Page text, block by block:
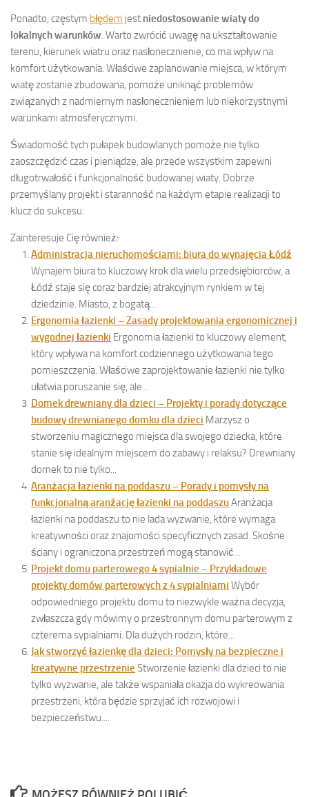
Ponadto, częstym błędem jest niedostosowanie wiaty do
lokalnych warunków. Warto zwrócić uwagę na ukształtowanie
terenu, kierunek wiatru oraz nasłonecznienie, co ma wpływ na
komfort użytkowania. Właściwe zaplanowanie miejsca, w którym
wiatę zostanie zbudowana, pomoże uniknąć problemów
związanych z nadmiernym nasłonecznieniem lub niekorzystnymi
warunkami atmosferycznymi.
Świadomość tych pułapek budowlanych pomoże nie tylko
zaoszczędzić czas i pieniądze, ale przede wszystkim zapewni
długotrwałość i funkcjonalność budowanej wiaty. Dobrze
przemyślany projekt i staranność na każdym etapie realizacji to
klucz do sukcesu.
Zainteresuje Cię również:
Administracja nieruchomościami: biura do wynajęcia Łódź
Wynajem biura to kluczowy krok dla wielu przedsiębiorców, a
Łódź staje się coraz bardziej atrakcyjnym rynkiem w tej
dziedzinie. Miasto, z bogatą...
Ergonomia łazienki – Zasady projektowania ergonomicznej i
wygodnej łazienki Ergonomia łazienki to kluczowy element,
który wpływa na komfort codziennego użytkowania tego
pomieszczenia. Właściwe zaprojektowanie łazienki nie tylko
ułatwia poruszanie się, ale...
Domek drewniany dla dzieci – Projekty i porady dotyczące
budowy drewnianego domku dla dzieci Marzysz o
stworzeniu magicznego miejsca dla swojego dziecka, które
stanie się idealnym miejscem do zabawy i relaksu? Drewniany
domek to nie tylko...
Aranżacja łazienki na poddaszu – Porady i pomysły na
funkcjonalną aranżację łazienki na poddaszuAranżacja
łazienki na poddaszu to nie lada wyzwanie, które wymaga
kreatywności oraz znajomości specyficznych zasad. Skośne
ściany i ograniczona przestrzeń mogą stanowić...
Projekt domu parterowego 4 sypialnie – Przykładowe
projekty domów parterowych z 4 sypialniami Wybór
odpowiedniego projektu domu to niezwykle ważna decyzja,
zwłaszcza gdy mówimy o przestronnym domu parterowym z
czterema sypialniami. Dla dużych rodzin, które...
Jak stworzyć łazienkę dla dzieci: Pomysły na bezpieczne i
kreatywne przestrzenie Stworzenie łazienki dla dzieci to nie
tylko wyzwanie, ale także wspaniała okazja do wykreowania
przestrzeni, która będzie sprzyjać ich rozwojowi i
bezpieczeństwu....